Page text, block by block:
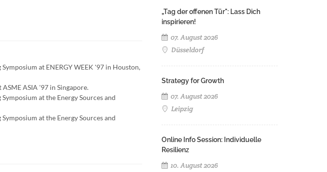
at ENERGY WEEK '97 in Houston,
ASIA '97 in Singapore.
at the Energy Sources and
at the Energy Sources and
„Tag der offenen Tür": Lass Dich
inspirieren!
07. August 2026
Düsseldorf
Strategy for Growth
07. August 2026
Leipzig
Online Info Session: Individuelle
Resilienz
10. August 2026